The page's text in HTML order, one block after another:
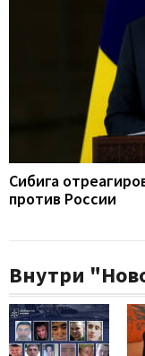
Сибига
против России
Внутри